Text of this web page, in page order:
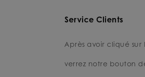
Service Clients
Après avoir cliqué sur
verrez notre bouton